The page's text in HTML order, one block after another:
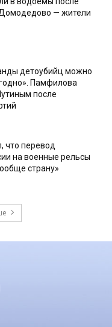
— жители
детоубийц можно
Памфилова
после
что перевод
на военные рельсы
страну»